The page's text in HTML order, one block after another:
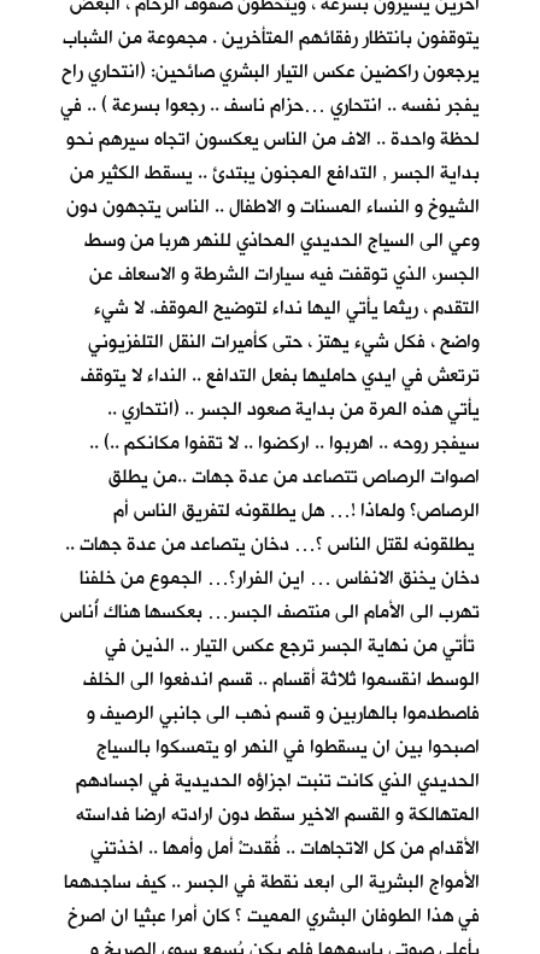
يتوقفون بانتظار رفقائهم المتأخرين . مجموعة من الشباب
يرجعون راكضين عكس التيار البشري صائحين: (انتحاري راح
يفجر نفسه .. انتحاري …حزام ناسف .. رجعوا بسرعة ) .. في
لحظة واحدة .. الاف من الناس يعكسون اتجاه سيرهم نحو
بداية الجسر , التدافع المجنون يبتدئ .. يسقط الكثير من
الشيوخ و النساء المسنات و الاطفال .. الناس يتجهون دون
وعي الى السياج الحديدي المحاذي للنهر هربا من وسط
الجسر، الذي توقفت فيه سيارات الشرطة و الاسعاف عن
التقدم ، ريثما يأتي اليها نداء لتوضيح الموقف. لا شيء
واضح ، فكل شيء يهتز ، حتى كأميرات النقل التلفزيوني
ترتعش في ايدي حامليها بفعل التدافع .. النداء لا يتوقف
يأتي هذه المرة من بداية صعود الجسر .. (انتحاري ..
سيفجر روحه .. اهربوا .. اركضوا .. لا تقفوا مكانكم ..) ..
اصوات الرصاص تتصاعد من عدة جهات ..من يطلق
الرصاص؟ ولماذا !… هل يطلقونه لتفريق الناس أم
يطلقونه لقتل الناس ؟… دخان يتصاعد من عدة جهات ..
دخان يخنق الانفاس … اين الفرار؟… الجموع من خلفنا
تهرب الى الأمام الى منتصف الجسر… بعكسها هناك أُناس
تأتي من نهاية الجسر ترجع عكس التيار .. الذين في
الوسط انقسموا ثلاثة أقسام .. قسم اندفعوا الى الخلف
فاصطدموا بالهاربين و قسم ذهب الى جانبي الرصيف و
اصبحوا بين ان يسقطوا في النهر او يتمسكوا بالسياج
الحديدي الذي كانت تنبت اجزاؤه الحديدية في اجسادهم
المتهالكة و القسم الاخير سقط دون ارادته ارضا فداسته
الأقدام من كل الاتجاهات .. فُقدتْ أمل وأمها .. اخذتني
الأمواج البشرية الى ابعد نقطة في الجسر .. كيف ساجدهما
في هذا الطوفان البشري المميت ؟ كان أمرا عبثيا ان اصرخ